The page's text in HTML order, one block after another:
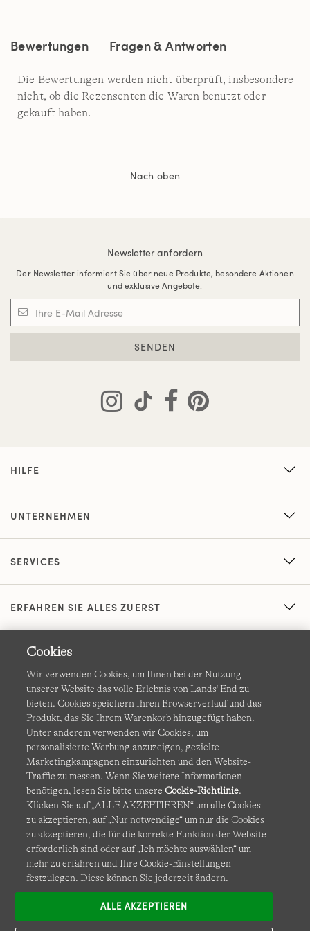
Bewertungen Fragen & Antworten
Die Bewertungen werden nicht überprüft, insbesondere
nicht, ob die Rezensenten die Waren benutzt oder
gekauft haben.
Nach oben
Newsletter anfordern
Der Newsletter informiert Sie über neue Produkte, besondere Aktionen
und exklusive Angebote.
SENDEN
HILFE
UNTERNEHMEN
SERVICES
ERFAHREN SIE ALLES ZUERST
AGB Datenschutz & Sicherheit
Cookies Ich möchte auswählen Barrierefreiheit
Site Map Internationale Websites
Diese Website ist durch reCAPTCHA geschützt. Es gelten die
Datenschutzerklärung undNutzungsbedingungenvon
Google.
Cookies
Wir verwenden Cookies, um Ihnen bei der Nutzung
unserer Website das volle Erlebnis von Lands' End zu
bieten. Cookies speichern Ihren Browserverlauf und das
Produkt, das Sie Ihrem Warenkorb hinzugefügt haben.
Unter anderem verwenden wir Cookies, um
personalisierte Werbung anzuzeigen, gezielte
Marketingkampagnen einzurichten und den Website-
Traffic zu messen. Wenn Sie weitere Informationen
benötigen, lesen Sie bitte unsereCookie-Richtlinie.
Klicken Sie auf „ALLE AKZEPTIEREN“ um alle Cookies
zu akzeptieren, auf „Nur notwendige“ um nur die Cookies
zu akzeptieren, die für die korrekte Funktion der Website
erforderlich sind oder auf „Ich möchte auswählen“ um
mehr zu erfahren und Ihre Cookie-Einstellungen
festzulegen. Diese können Sie jederzeit ändern.
ALLE AKZEPTIEREN